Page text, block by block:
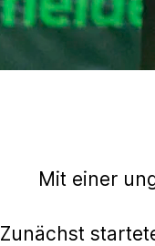
Mit einer
Zunächst